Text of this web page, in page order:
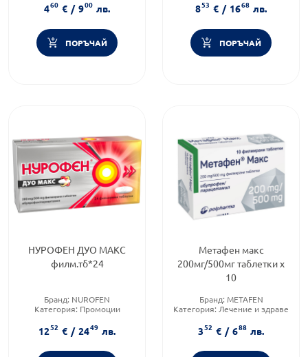
460 € / 900 лв.
ПОРЪЧАЙ
853 € / 1668 лв.
ПОРЪЧАЙ
НУРОФЕН ДУО МАКС
филм.тб*24
Бранд: NUROFEN
Категория: Промоции
1252 € / 2449 лв.
Метафен макс
200мг/500мг таблетки х
10
Бранд: METAFEN
Категория: Лечение и здраве
352 € / 688 лв.